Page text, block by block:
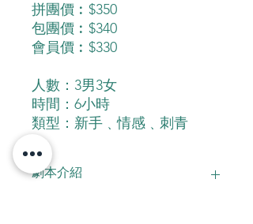
拼團價︰$350
包團價︰$340
會員價︰$330
人數：3男3女
時間：6小時
類型：新手﹑情感﹑刺青
劇本介紹